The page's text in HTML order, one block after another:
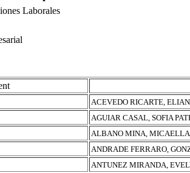
Laborales
ACEVEDO RICARTE,
AGUIAR CASAL, SOFIA
ALBANO MINA, MICAELLA
ANDRADE FERRARO,
ANTUNEZ MIRANDA,